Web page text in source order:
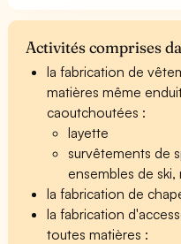
Activités comprises
la fabrication de
matières même
caoutchoutées :
layette
survêtements de
ensembles de
la fabrication de
la fabrication
toutes matières :